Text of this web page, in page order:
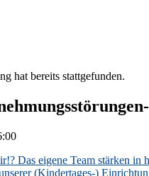
hat bereits stattgefunden.
Das eigene Team stärken in
(Kindertages-)